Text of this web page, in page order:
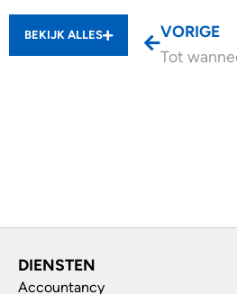
BEKIJK ALLES
VORIGE
DIENSTEN
Accountancy